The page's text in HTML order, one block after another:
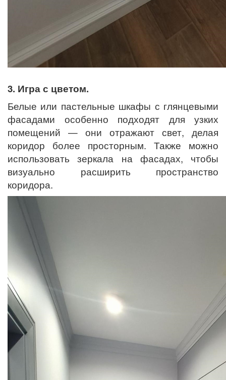
3. Игра с цветом.
Белые или пастельные шкафы с глянцевыми
фасадами особенно подходят для узких
помещений — они отражают свет, делая
коридор более просторным. Также можно
использовать зеркала на фасадах, чтобы
визуально расширить пространство
коридора.